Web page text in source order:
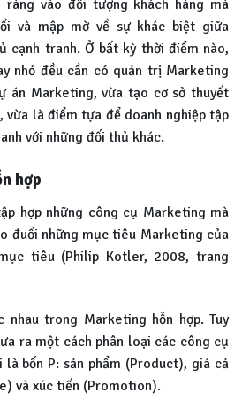
vào đối tượng khách hàng mà
và mập mờ về sự khác biệt giữa
cạnh tranh. Ở bất kỳ thời điểm nào,
nhỏ đều cần có quản trị Marketing
án Marketing, vừa tạo cơ sở thuyết
vừa là điểm tựa để doanh nghiệp tập
với những đối thủ khác.
hợp
hợp những công cụ Marketing mà
đuổi những mục tiêu Marketing của
tiêu (Philip Kotler, 2008, trang
nhau trong Marketing hỗn hợp. Tuy
ra một cách phân loại các công cụ
là bốn P: sản phẩm (Product), giá cả
và xúc tiến (Promotion).